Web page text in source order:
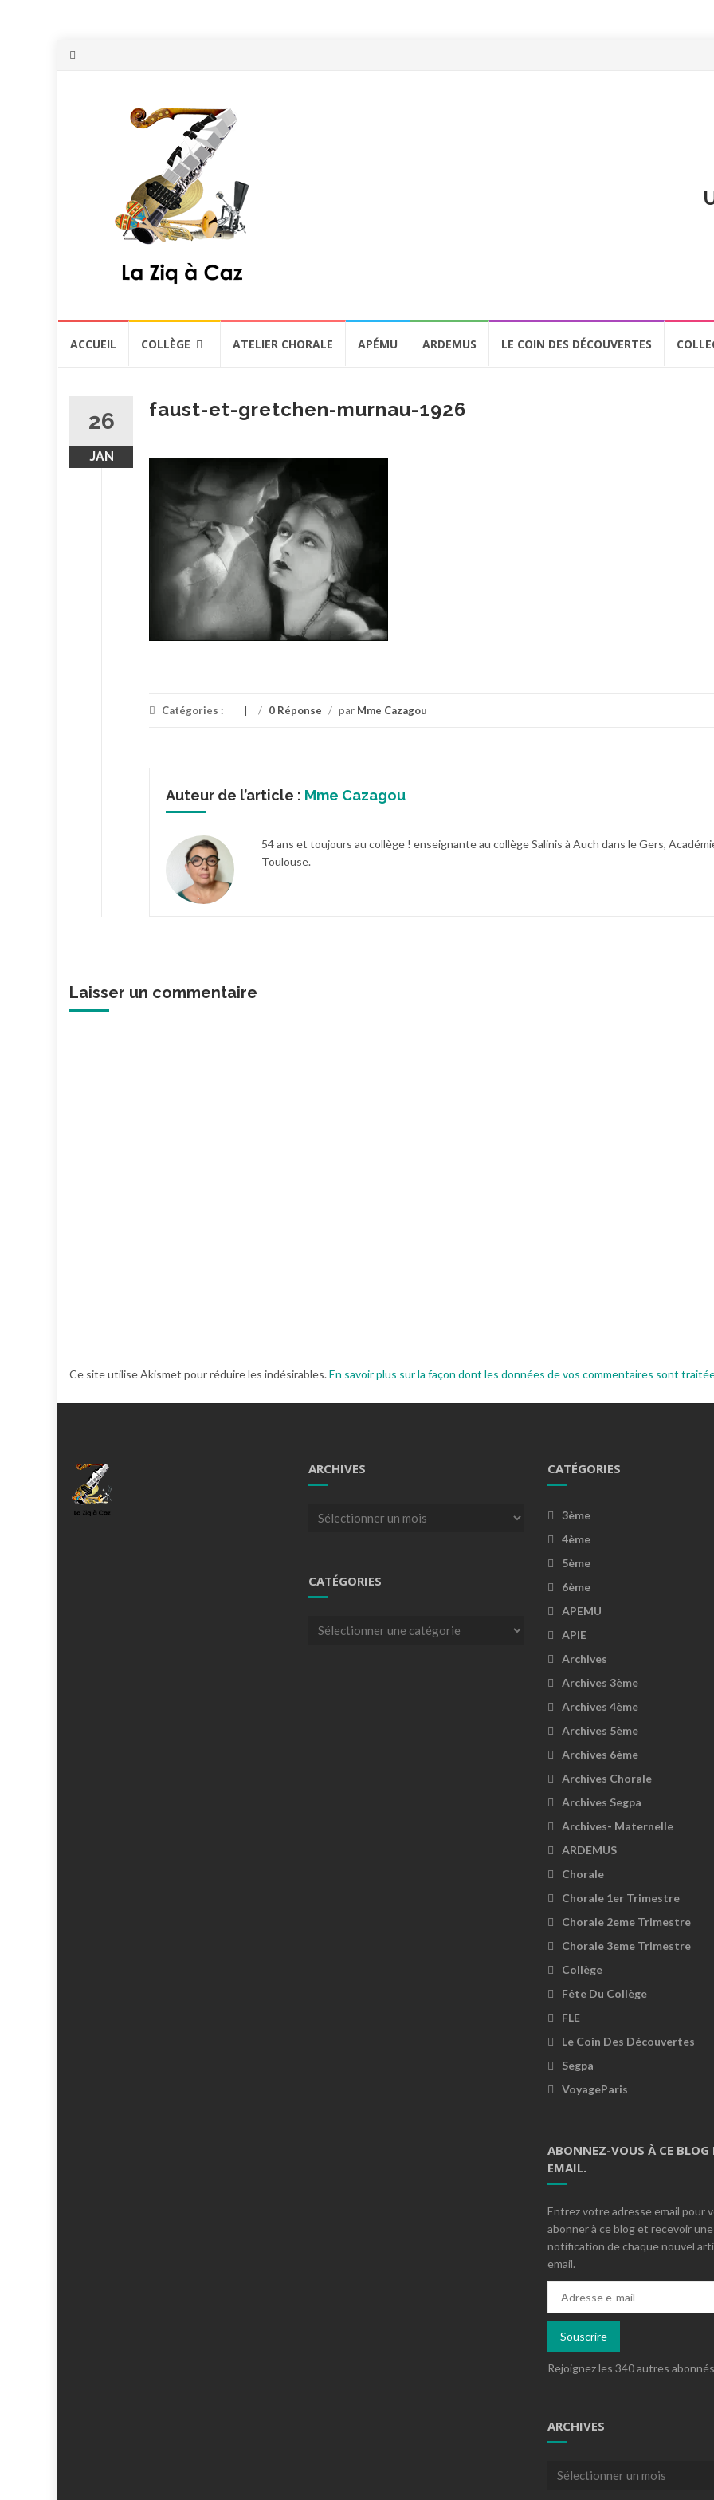
ACCUEIL COLLÈGE ATELIER CHORALE APÉMU ARDEMUS LE COIN DES DÉCOUVERTES
26
JAN
faust-et-gretchen-murnau-1926
Catégories : / 0 Réponse / par Mme Cazagou
Auteur de l’article : Mme Cazagou
54 ans et toujours au collège ! enseignante au collège Salinis à Auch dans le Gers,
Toulouse.
Laisser un commentaire
Ce site utilise Akismet pour réduire les indésirables.En savoir plus sur la façon dont les données de vos commentaires sont
ARCHIVES
Archives
CATÉGORIES
Catégories
CATÉGORIES
3ème
4ème
5ème
6ème
APEMU
APIE
Archives
Archives 3ème
Archives 4ème
Archives 5ème
Archives 6ème
Archives Chorale
Archives Segpa
Archives- Maternelle
ARDEMUS
Chorale
Chorale 1er Trimestre
Chorale 2eme Trimestre
Chorale 3eme Trimestre
Collège
Fête Du Collège
FLE
Le Coin Des Découvertes
Segpa
VoyageParis
ABONNEZ-VOUS À CE BLOG
EMAIL.
Entrez votre adresse email pour
abonner à ce blog et recevoir une
notification de chaque nouvel
email.
mail
Souscrire
Rejoignez les 340 autres abonnés
ARCHIVES
Archives